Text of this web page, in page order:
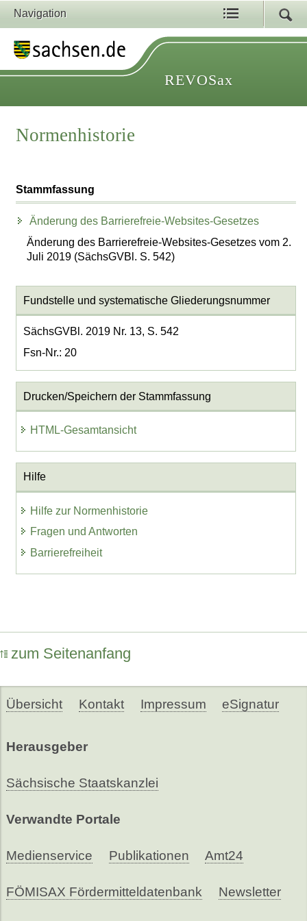
Navigation
REVOSax
Normenhistorie
Stammfassung
Änderung des Barrierefreie-Websites-Gesetzes
Änderung des Barrierefreie-Websites-Gesetzes vom 2.
Juli 2019 (SächsGVBl. S. 542)
Fundstelle und systematische Gliederungsnummer
SächsGVBl. 2019 Nr. 13, S. 542
Fsn-Nr.: 20
Drucken/Speichern der Stammfassung
HTML-Gesamtansicht
Hilfe
Hilfe zur Normenhistorie
Fragen und Antworten
Barrierefreiheit
zum Seitenanfang
Übersicht Kontakt Impressum eSignatur
Herausgeber
Sächsische Staatskanzlei
Verwandte Portale
Medienservice Publikationen Amt24
FÖMISAX Fördermitteldatenbank Newsletter